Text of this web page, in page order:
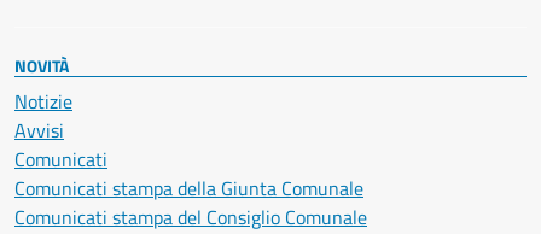
NOVITÀ
Notizie
Avvisi
Comunicati
Comunicati stampa della Giunta Comunale
Comunicati stampa del Consiglio Comunale